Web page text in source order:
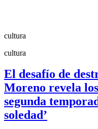
cultura
cultura
El desafío de
Moreno revela
segunda
soledad’